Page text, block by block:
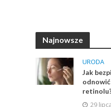
Najnowsze
URODA
Jak
29